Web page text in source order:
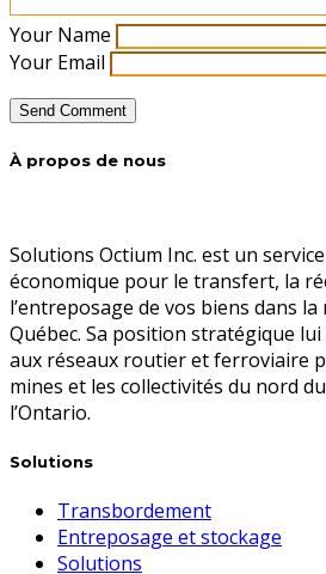
Your Name
Your Email
À propos de nous
Solutions Octium Inc. est un
économique pour le transfert, la
l’entreposage de vos biens dans
Québec. Sa position stratégique
aux réseaux routier et ferroviaire
mines et les collectivités du nord
l’Ontario.
Solutions
Transbordement
Entreposage et stockage
Solutions